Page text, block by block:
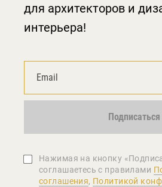
для архитекторов и
интерьера!
Подписаться
Нажимая на кнопку
соглашаетеcь с правилами
соглашения, Политикой